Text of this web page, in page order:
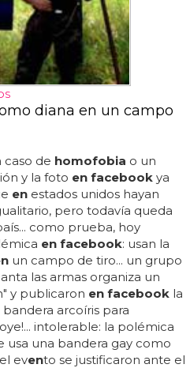
diana en un campo
caso de homofobia o un
y la foto en facebook ya
en estados unidos hayan
pero todavía queda
como prueba, hoy
en facebook: usan la
un campo de tiro... un grupo
las armas organiza un
y publicaron en facebook la
arcoíris para
intolerable: la polémica
una bandera gay como
evento se justificaron ante el